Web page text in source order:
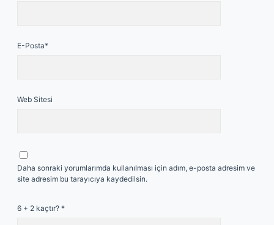
E-Posta*
Web Sitesi
Daha sonraki yorumlarımda kullanılması için adım, e-posta adresim ve
site adresim bu tarayıcıya kaydedilsin.
6 + 2 kaçtır? *